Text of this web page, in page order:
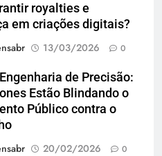
royalties e
em criações digitais?
13/03/2026 0
de Precisão:
Estão Blindando o
Público contra o
20/02/2026 0